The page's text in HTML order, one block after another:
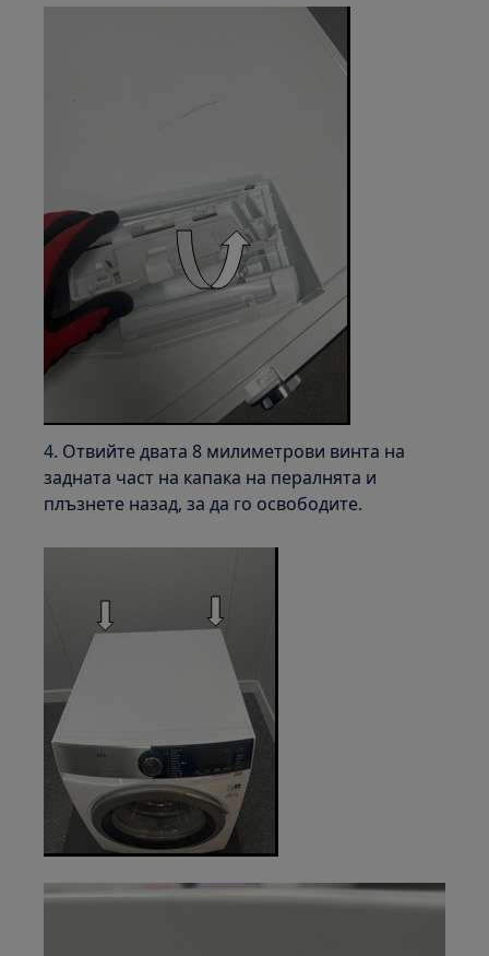
4. Отвийте двата 8 милиметрови винта на
задната част на капака на пералнята и
плъзнете назад, за да го освободите.